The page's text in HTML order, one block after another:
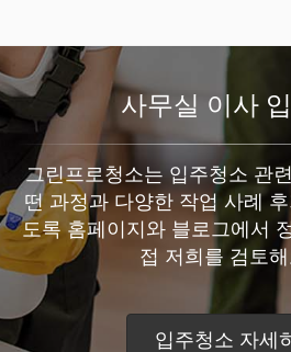
사무실 이사
그린프로청소는 입주청소 관
떤 과정과 다양한 작업 사례
도록 홈페이지와 블로그에서
접 저희를 검토
입주청소 자세